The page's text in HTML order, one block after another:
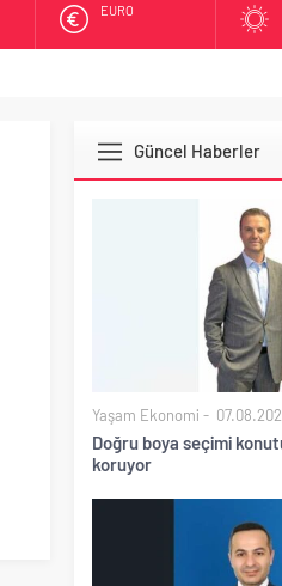
EURO
Güncel Haberler
Yaşam Ekonomi
Doğru boya seçimi
koruyor